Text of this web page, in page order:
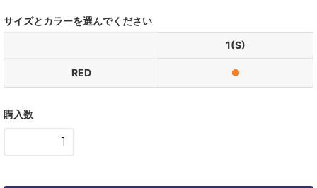
サイズとカラーを選んでください
1(S)
RED
購入数